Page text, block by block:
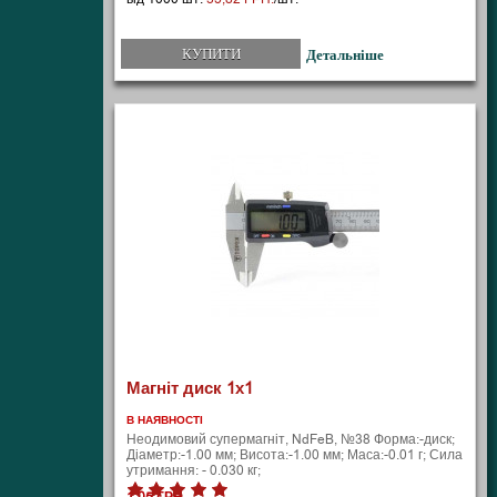
КУПИТИ Детальніше
Магніт диск 1х1
В НАЯВНОСТІ
Неодимовий супермагніт, NdFeB, №38 Форма:-диск;
Діаметр:-1.00 мм; Висота:-1.00 мм; Маса:-0.01 г; Сила
утримання: - 0.030 кг;